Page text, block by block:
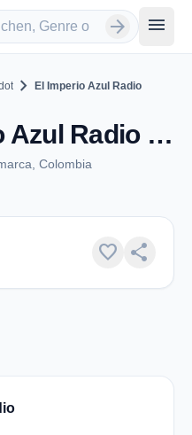
arrow_forward menu
chevron_right El Imperio Azul Radio
El Imperio Azul Radio - Girardot
Colombia
favorite share